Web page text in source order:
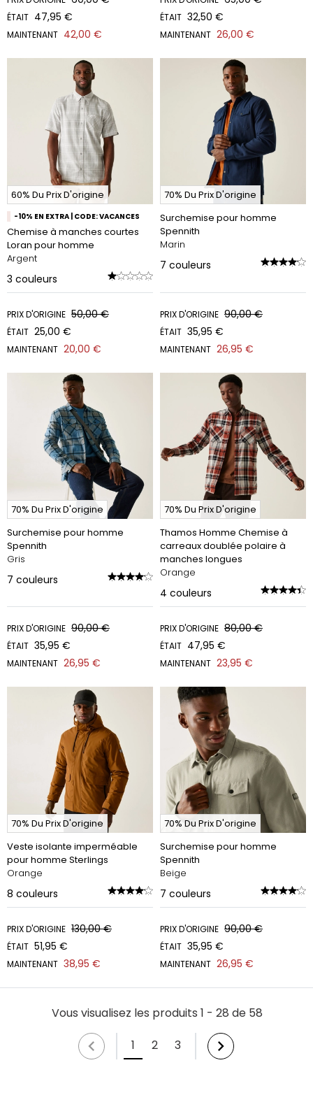
ÉTAIT 47,95 €
MAINTENANT 42,00 €
ÉTAIT 32,50 €
MAINTENANT 26,00 €
60% Du Prix D'origine
-10% EN EXTRA | CODE: VACANCES
Chemise à manches courtes
Loran pour homme
Argent
3 couleurs
PRIX D'ORIGINE 50,00 €
ÉTAIT 25,00 €
MAINTENANT 20,00 €
70% Du Prix D'origine
Surchemise pour homme
Spennith
Marin
7 couleurs
PRIX D'ORIGINE 90,00 €
ÉTAIT 35,95 €
MAINTENANT 26,95 €
70% Du Prix D'origine
Surchemise pour homme
Spennith
Gris
7 couleurs
PRIX D'ORIGINE 90,00 €
ÉTAIT 35,95 €
MAINTENANT 26,95 €
70% Du Prix D'origine
Thamos Homme Chemise à
carreaux doublée polaire à
manches longues
Orange
4 couleurs
PRIX D'ORIGINE 80,00 €
ÉTAIT 47,95 €
MAINTENANT 23,95 €
70% Du Prix D'origine
Veste isolante imperméable
pour homme Sterlings
Orange
8 couleurs
PRIX D'ORIGINE 130,00 €
ÉTAIT 51,95 €
MAINTENANT 38,95 €
70% Du Prix D'origine
Surchemise pour homme
Spennith
Beige
7 couleurs
PRIX D'ORIGINE 90,00 €
ÉTAIT 35,95 €
MAINTENANT 26,95 €
Vous visualisez les produits 1 - 28 de 58
1
2 3